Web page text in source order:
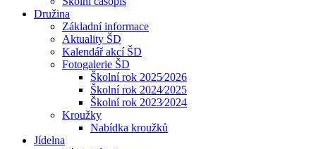
Družina
Základní informace
Aktuality ŠD
Kalendář akcí ŠD
Fotogalerie ŠD
Školní rok 2025⁄2026
Školní rok 2024⁄2025
Školní rok 2023⁄2024
Kroužky
Nabídka kroužků
Jídelna